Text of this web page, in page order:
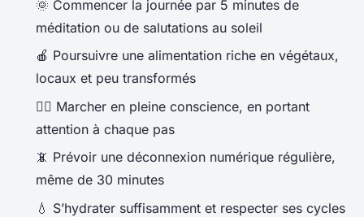
🌞 Commencer la journée par 5 minutes de
méditation ou de salutations au soleil
🍎 Poursuivre une alimentation riche en végétaux,
locaux et peu transformés
🚶‍♀️ Marcher en pleine conscience, en portant
attention à chaque pas
📵 Prévoir une déconnexion numérique régulière,
même de 30 minutes
💧 S’hydrater suffisamment et respecter ses cycles